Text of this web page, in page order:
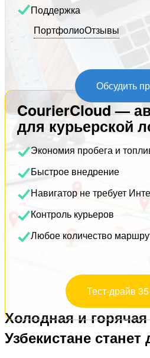
Поддержка
ПортфолиоОтзывы
Обсудить
CourierCloud —
для курьерской
Экономия пробега и
Быстрое внедрение
Навигатор не требует
Контроль курьеров
Любое количество
Тест-драйв
Холодная и
Узбекистане